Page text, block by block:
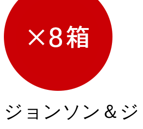
ジョンソン＆